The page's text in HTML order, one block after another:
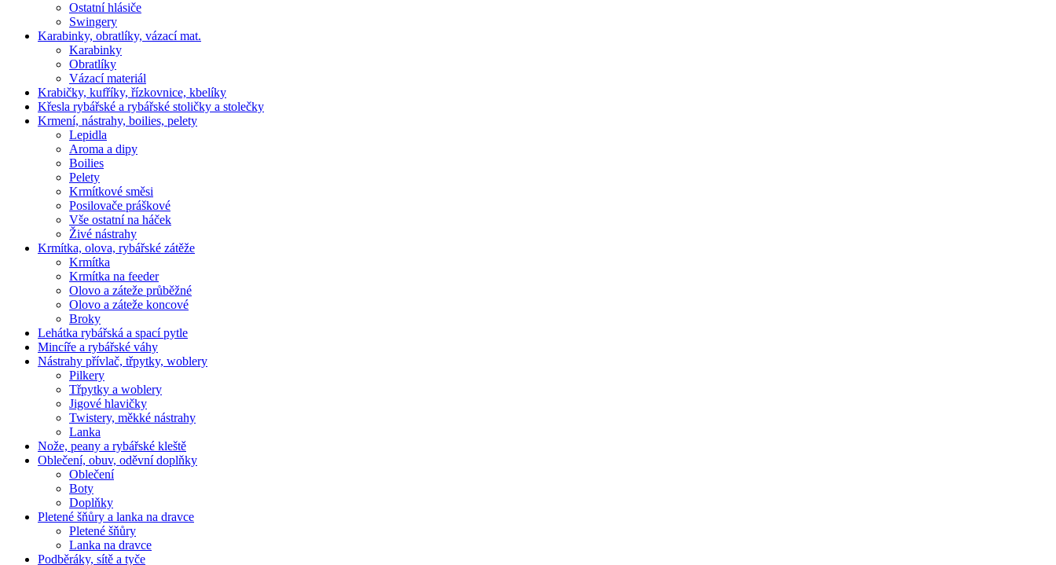
Ostatní hlásiče
Swingery
Karabinky, obratlíky, vázací mat.
Karabinky
Obratlíky
Vázací materiál
Krabičky, kufříky, řízkovnice, kbelíky
Křesla rybářské a rybářské stoličky a stolečky
Krmení, nástrahy, boilies, pelety
Lepidla
Aroma a dipy
Boilies
Pelety
Krmítkové směsi
Posilovače práškové
Vše ostatní na háček
Živé nástrahy
Krmítka, olova, rybářské zátěže
Krmítka
Krmítka na feeder
Olovo a záteže průběžné
Olovo a záteže koncové
Broky
Lehátka rybářská a spací pytle
Mincíře a rybářské váhy
Nástrahy přívlač, třpytky, woblery
Pilkery
Třpytky a woblery
Jigové hlavičky
Twistery, měkké nástrahy
Lanka
Nože, peany a rybářské kleště
Oblečení, obuv, oděvní doplňky
Oblečení
Boty
Doplňky
Pletené šňůry a lanka na dravce
Pletené šňůry
Lanka na dravce
Podběráky, sítě a tyče